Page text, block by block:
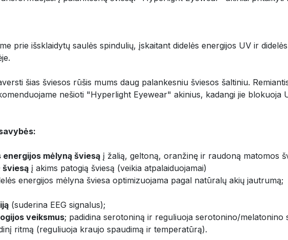
prie išsklaidytų saulės spindulių, įskaitant didelės energijos UV ir
šias šviesos rūšis mums daug palankesniu šviesos šaltiniu.
nešioti "Hyperlight Eyewear" akinius, kadangi jie blokuoja
energijos mėlyną šviesą į žalią, geltoną, oranžinę ir raudoną matomos
šviesą į akims patogią šviesą (veikia atpalaiduojamai)
energijos mėlyna šviesa optimizuojama pagal natūralų akių jautrumą;
(suderina EEG signalus);
veiksmus; padidina serotoniną ir reguliuoja serotonino/melatonino
ritmą (reguliuoja kraujo spaudimą ir temperatūrą).